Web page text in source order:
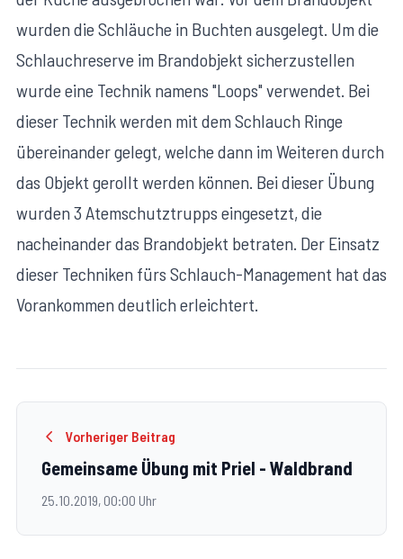
wurden die Schläuche in Buchten ausgelegt. Um die
Schlauchreserve im Brandobjekt sicherzustellen
wurde eine Technik namens "Loops" verwendet. Bei
dieser Technik werden mit dem Schlauch Ringe
übereinander gelegt, welche dann im Weiteren durch
das Objekt gerollt werden können. Bei dieser Übung
wurden 3 Atemschutztrupps eingesetzt, die
nacheinander das Brandobjekt betraten. Der Einsatz
dieser Techniken fürs Schlauch-Management hat das
Vorankommen deutlich erleichtert.
Vorheriger Beitrag
Gemeinsame Übung mit Priel - Waldbrand
25.10.2019, 00:00 Uhr